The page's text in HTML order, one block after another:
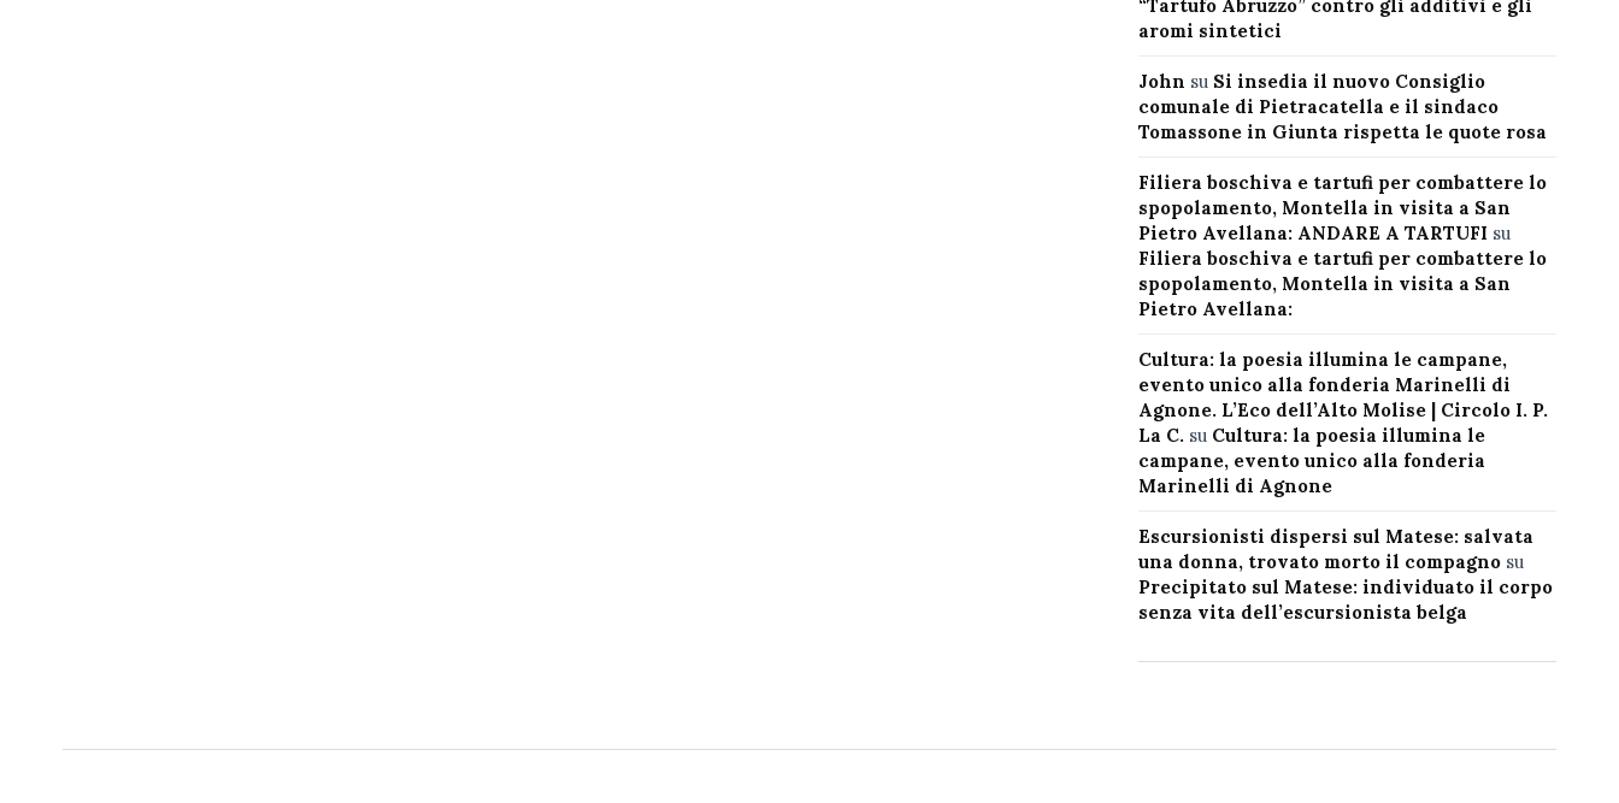
“Tartufo Abruzzo” contro gli additivi e gli
aromi sintetici
John su Si insedia il nuovo Consiglio
comunale di Pietracatella e il sindaco
Tomassone in Giunta rispetta le quote rosa
Filiera boschiva e tartufi per combattere lo
spopolamento, Montella in visita a San
Pietro Avellana: ANDARE A TARTUFI su
Filiera boschiva e tartufi per combattere lo
spopolamento, Montella in visita a San
Pietro Avellana:
Cultura: la poesia illumina le campane,
evento unico alla fonderia Marinelli di
Agnone. L’Eco dell’Alto Molise | Circolo I. P.
La C. su Cultura: la poesia illumina le
campane, evento unico alla fonderia
Marinelli di Agnone
Escursionisti dispersi sul Matese: salvata
una donna, trovato morto il compagnosu
Precipitato sul Matese: individuato il corpo
senza vita dell’escursionista belga